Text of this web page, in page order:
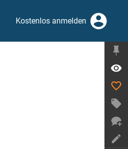
Kostenlos anmelden